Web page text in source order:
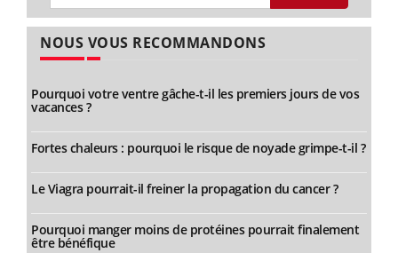
NOUS VOUS RECOMMANDONS
Pourquoi votre ventre gâche-t-il les premiers jours de vos
vacances ?
Fortes chaleurs : pourquoi le risque de noyade grimpe-t-il ?
Le Viagra pourrait-il freiner la propagation du cancer ?
Pourquoi manger moins de protéines pourrait finalement
être bénéfique